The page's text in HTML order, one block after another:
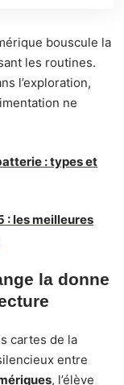
bouscule la
les routines.
l’exploration,
ne
: types et
: les meilleures
la donne
cartes de la
entre
, l’élève